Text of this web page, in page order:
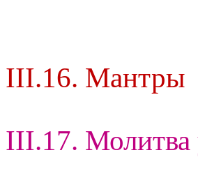
III.16. Мантры
III.17.